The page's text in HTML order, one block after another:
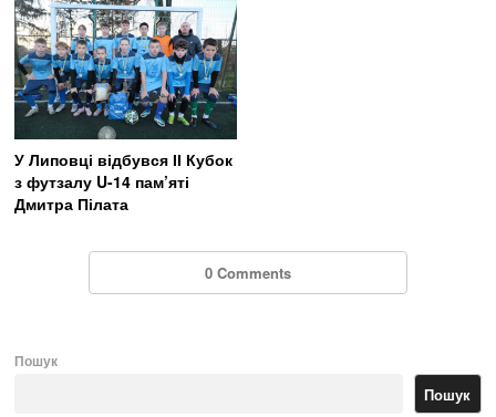
У Липовці відбувся ІІ Кубок
з футзалу U-14 пам’яті
Дмитра Пілата
0 Comments
Пошук
Пошук